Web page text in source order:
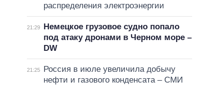
распределения электроэнергии
21:29
Немецкое грузовое судно попало
под атаку дронами в Черном море –
DW
21:25
Россия в июле увеличила добычу
нефти и газового конденсата – СМИ